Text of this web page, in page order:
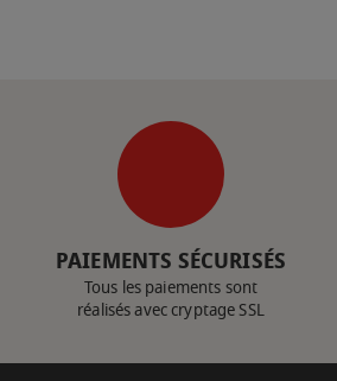
PAIEMENTS SÉCURISÉS
Tous les paiements sont
réalisés avec cryptage SSL